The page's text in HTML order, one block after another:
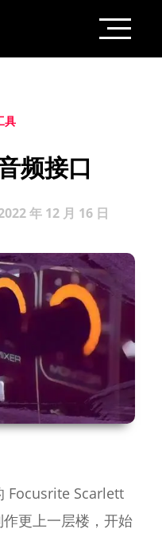
具
频接口
年 12 月 16 日
Focusrite Scarlett
更上一层楼，开始